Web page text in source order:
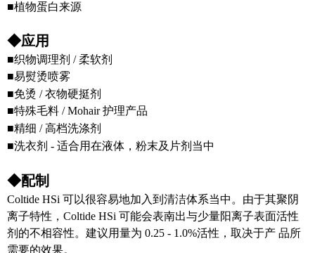
■植物蛋白来源
◆应用
■织物调理剂 / 柔软剂
■易熨烫喷雾
■免烫 / 衣物硬挺剂
■特殊毛料 / Mohair 护理产品
■精细 / 高档洗涤剂
■洗衣剂 - 适合用在液体，粉末及片剂当中
◆配制
Coltide HSi 可以很容易地加入到清洁体系当中。由于其聚阴
离子特性，Coltide HSi 可能会表南出与少量阳离子表面活性
剂的不相容性。建议用量为 0.25 - 1.0%活性，取决于产 品所
需要的效果。